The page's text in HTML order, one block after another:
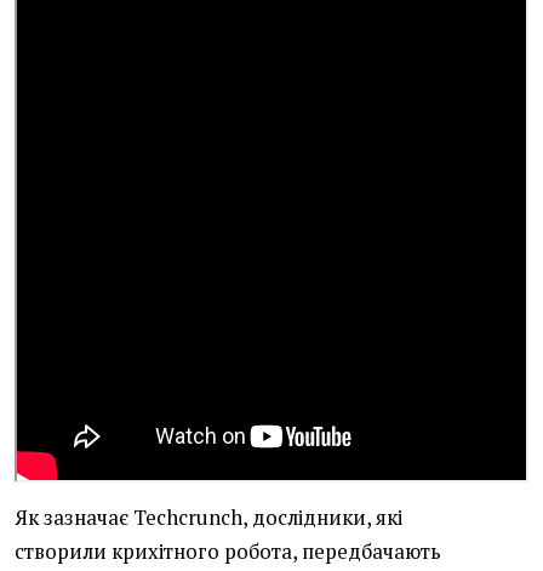
Як зазначає Techcrunch, дослідники, які
створили крихітного робота, передбачають